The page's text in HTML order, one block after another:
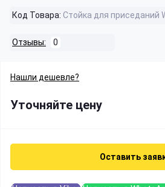
Код Товара: Стойка для приседаний
Отзывы: 0
Нашли дешевле?
Уточняйте цену
Оставить